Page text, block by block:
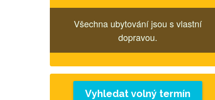
Všechna ubytování jsou s vlastní
dopravou.
Vyhledat volný termín